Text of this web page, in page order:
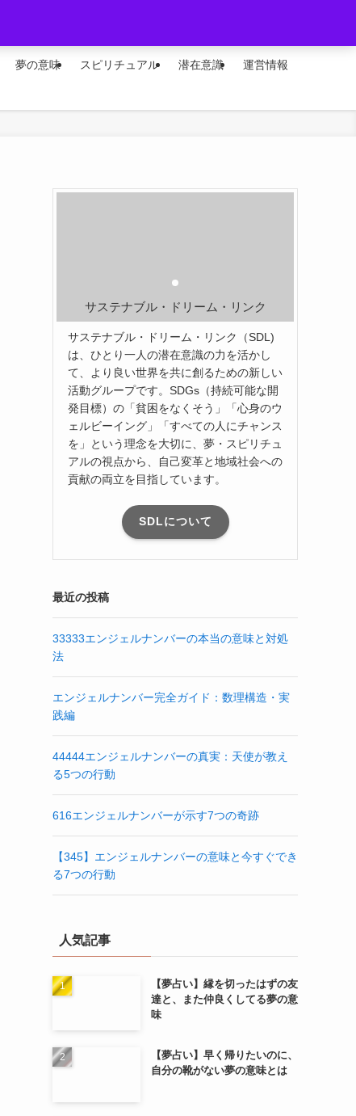
夢の意味 スピリチュアル 潜在意識 運営情報
サステナブル・ドリーム・リンク
サステナブル・ドリーム・リンク（SDL)
は、ひとり一人の潜在意識の力を活かし
て、より良い世界を共に創るための新しい
活動グループです。SDGs（持続可能な開
発目標）の「貧困をなくそう」「心身のウ
ェルビーイング」「すべての人にチャンス
を」という理念を大切に、夢・スピリチュ
アルの視点から、自己変革と地域社会への
貢献の両立を目指しています。
SDLについて
最近の投稿
33333エンジェルナンバーの本当の意味と対処
法
エンジェルナンバー完全ガイド：数理構造・実
践編
44444エンジェルナンバーの真実：天使が教え
る5つの行動
616エンジェルナンバーが示す7つの奇跡
【345】エンジェルナンバーの意味と今すぐでき
る7つの行動
人気記事
【夢占い】縁を切ったはずの友
達と、また仲良くしてる夢の意
味
【夢占い】早く帰りたいのに、
自分の靴がない夢の意味とは